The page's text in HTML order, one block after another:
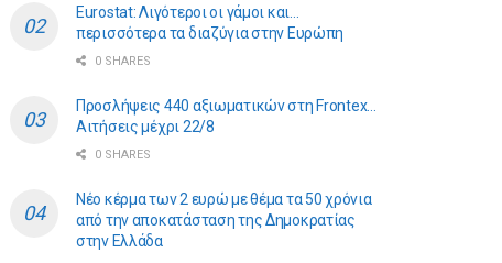
Eurostat: Λιγότεροι οι γάμοι και…
περισσότερα τα διαζύγια στην Ευρώπη
0 SHARES
Προσλήψεις 440 αξιωματικών στη Frontex…
Αιτήσεις μέχρι 22/8
0 SHARES
Νέο κέρμα των 2 ευρώ με θέμα τα 50 χρόνια
από την αποκατάσταση της Δημοκρατίας
στην Ελλάδα